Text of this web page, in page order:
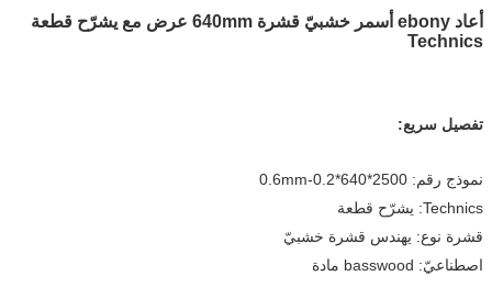
أعاد ebony أسمر خشبيّ قشرة 640mm عرض مع يشرّح قطعة
Technics
تفصيل سريع:
نموذج رقم: 2500*640*0.2-0.6mm
Technics: يشرّح قطعة
قشرة نوع: يهندس قشرة خشبيّ
اصطناعيّ: basswood مادة